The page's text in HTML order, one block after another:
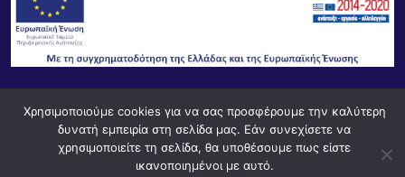
© Powered byKnowledge AE
Χρησιμοποιούμε cookies για να σας προσφέρουμε την καλύτερη
δυνατή εμπειρία στη σελίδα μας. Εάν συνεχίσετε να
χρησιμοποιείτε τη σελίδα, θα υποθέσουμε πως είστε
ικανοποιημένοι με αυτό.